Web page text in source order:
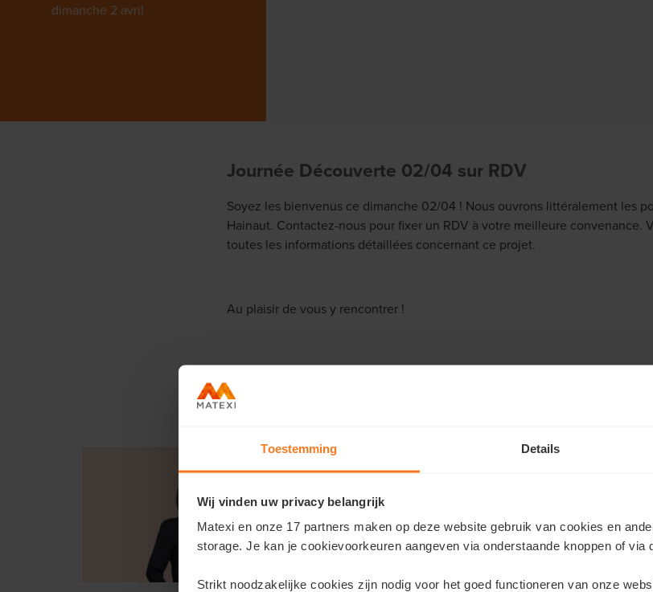
Toestemming Details
Wij vinden uw privacy belangrijk
Matexi en onze 17 partners maken op deze website gebruik van cookies en
storage. Je kan je cookievoorkeuren aangeven via onderstaande knoppen of via
Strikt noodzakelijke cookies zijn nodig voor het goed functioneren van onze
dimanche 2 avril
Journée Découverte 02/04 sur RDV
Soyez les bienvenus ce dimanche 02/04 ! Nous ouvrons littéralement les
Hainaut. Contactez-nous pour fixer un RDV à votre meilleure convenance.
toutes les informations détaillées concernant ce projet.
Au plaisir de vous y rencontrer !
Contactez-nous ou appelez leT 065 68